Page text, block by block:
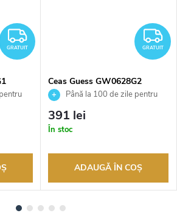
GRATUIT
GRATUIT GRATUIT
Ceas Guess GW0628G2
Până la 100 de zile pentru
returnarea bunurilor. Vânzător
autorizat
391 lei
În stoc
ADAUGĂ ÎN COŞ